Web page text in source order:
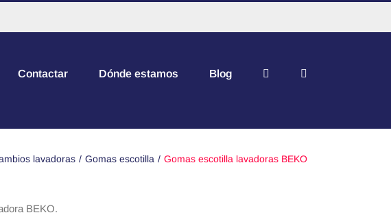
Contactar Dónde estamos Blog
lavadoras Gomas escotilla Gomas escotilla lavadoras BEKO
BEKO.